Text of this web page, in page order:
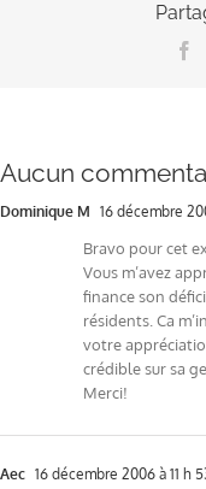
Aucun
Dominique M 16 décembre
Bravo pour cet
Vous m’avez
finance son
résidents. Ca
votre
crédible sur sa
Merci!
Aec 16 décembre 2006 à 11 h